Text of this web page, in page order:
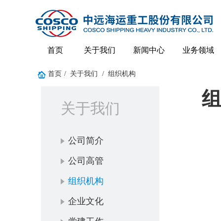
首页 关于我们 新闻中心 业务领域
首页 / 关于我们 / 组织机构
关于我们
公司简介
公司高管
组织机构
企业文化